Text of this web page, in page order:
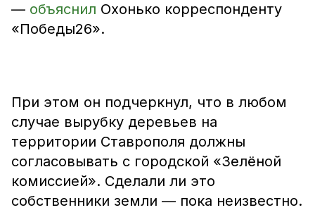
— объяснил Охонько корреспонденту
«Победы26».
При этом он подчеркнул, что в любом
случае вырубку деревьев на
территории Ставрополя должны
согласовывать с городской «Зелёной
комиссией». Сделали ли это
собственники земли — пока неизвестно.